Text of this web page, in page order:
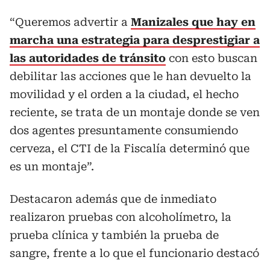
“Queremos advertir a Manizales que hay en
marcha una estrategia para desprestigiar a
las autoridades de tránsito con esto buscan
debilitar las acciones que le han devuelto la
movilidad y el orden a la ciudad, el hecho
reciente, se trata de un montaje donde se ven
dos agentes presuntamente consumiendo
cerveza, el CTI de la Fiscalía determinó que
es un montaje”.
Destacaron además que de inmediato
realizaron pruebas con alcoholímetro, la
prueba clínica y también la prueba de
sangre, frente a lo que el funcionario destacó